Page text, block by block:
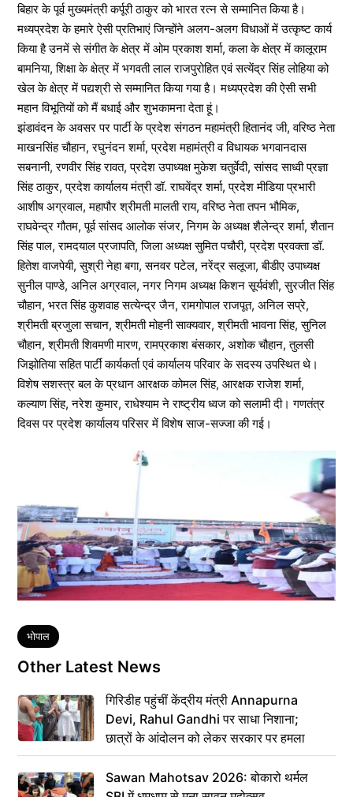
बिहार के पूर्व मुख्यमंत्री कर्पूरी ठाकुर को भारत रत्न से सम्मानित किया है।
मध्यप्रदेश के हमारे ऐसी प्रतिभाएं जिन्होंने अलग-अलग विधाओं में उत्कृष्ट कार्य
किया है उनमें से संगीत के क्षेत्र में ओम प्रकाश शर्मा, कला के क्षेत्र में कालूराम
बामनिया, शिक्षा के क्षेत्र में भगवती लाल राजपुरोहित एवं सत्येंद्र सिंह लोहिया को
खेल के क्षेत्र में पद्यश्री से सम्मानित किया गया है। मध्यप्रदेश की ऐसी सभी
महान विभूतियों को मैं बधाई और शुभकामना देता हूं।
झंडावंदन के अवसर पर पार्टी के प्रदेश संगठन महामंत्री हितानंद जी, वरिष्ठ नेता
माखनसिंह चौहान, रघुनंदन शर्मा, प्रदेश महामंत्री व विधायक भगवानदास
सबनानी, रणवीर सिंह रावत, प्रदेश उपाध्यक्ष मुकेश चतुर्वेदी, सांसद साध्वी प्रज्ञा
सिंह ठाकुर, प्रदेश कार्यालय मंत्री डॉ. राघवेंद्र शर्मा, प्रदेश मीडिया प्रभारी
आशीष अग्रवाल, महापौर श्रीमती मालती राय, वरिष्ठ नेता तपन भौमिक,
राघवेन्द्र गौतम, पूर्व सांसद आलोक संजर, निगम के अध्यक्ष शैलेन्द्र शर्मा, शैतान
सिंह पाल, रामदयाल प्रजापति, जिला अध्यक्ष सुमित पचौरी, प्रदेश प्रवक्ता डॉ.
हितेश वाजपेयी, सुश्री नेहा बगा, सनवर पटेल, नरेंद्र सलूजा, बीडीए उपाध्यक्ष
सुनील पाण्डे, अनिल अग्रवाल, नगर निगम अध्यक्ष किशन सूर्यवंशी, सुरजीत सिंह
चौहान, भरत सिंह कुशवाह सत्येन्द्र जैन, रामगोपाल राजपूत, अनिल सप्रे,
श्रीमती ब्रजुला सचान, श्रीमती मोहनी साक्यवार, श्रीमती भावना सिंह, सुनिल
चौहान, श्रीमती शिवमणी मारण, रामप्रकाश बंसकार, अशोक चौहान, तुलसी
जिझोतिया सहित पार्टी कार्यकर्ता एवं कार्यालय परिवार के सदस्य उपस्थित थे।
विशेष सशस्त्र बल के प्रधान आरक्षक कोमल सिंह, आरक्षक राजेश शर्मा,
कल्याण सिंह, नरेश कुमार, राधेश्याम ने राष्ट्रीय ध्वज को सलामी दी। गणतंत्र
दिवस पर प्रदेश कार्यालय परिसर में विशेष साज-सज्जा की गई।
Tags
भोपाल
Other Latest News
गिरिडीह पहुंचीं केंद्रीय मंत्री Annapurna
Devi, Rahul Gandhi पर साधा निशाना;
छात्रों के आंदोलन को लेकर सरकार पर हमला
Sawan Mahotsav 2026: बोकारो थर्मल